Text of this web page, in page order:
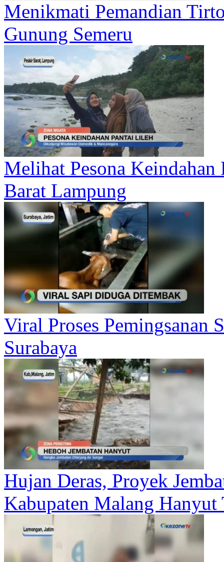
Menikmati Pemandian
Gunung Semeru
Melihat Pesona
Barat Lampung
Viral Proses Pemingsanan
Surabaya
Hujan Deras, Proyek
Kabupaten Malang Hanyut